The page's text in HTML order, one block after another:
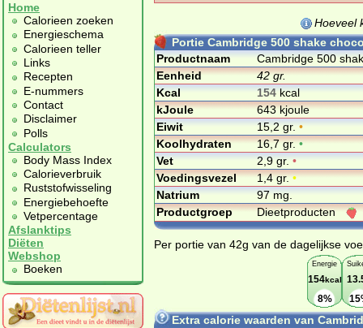
Home
Calorieen zoeken
Energieschema
Calorieen teller
Links
Recepten
E-nummers
Contact
Disclaimer
Polls
Calculators
Body Mass Index
Calorieverbruik
Ruststofwisseling
Energiebehoefte
Vetpercentage
Afslanktips
Diëten
Webshop
Boeken
Hoeveel
Portie Cambridge 500 shake
Productnaam
Cambridge 500
Eenheid
42 gr.
Kcal
154 kcal
kJoule
643 kjoule
Eiwit
15,2 gr. •
Koolhydraten
16,7 gr.•
Vet
2,9 gr. •
Voedingsvezel
1,4 gr.•
Natrium
97 mg.
Productgroep
Dieetproducten
Per portie van 42g van de dagelijkse
Energie
154kcal
8%
Extra calorie waarden van